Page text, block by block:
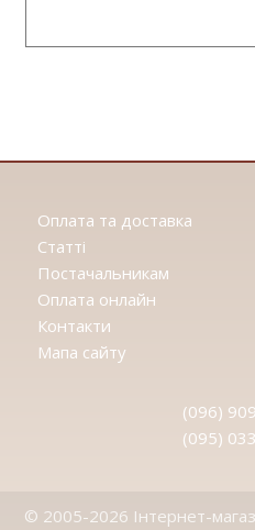
Оплата та доставка
Статтi
Постачальникам
Оплата онлайн
Контакти
Мапа сайту
(096)
(095)
© 2005-2026 Інтернет-